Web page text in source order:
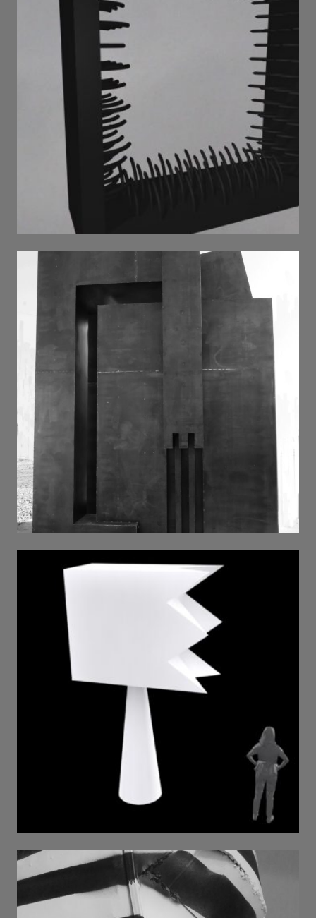
Religia . 2023 . metal sculpture ,
welding , pigment , h 2,8 m
vaga . 2023 . metal . welding . h 3,7m
дерево . 2023 / h 4 m